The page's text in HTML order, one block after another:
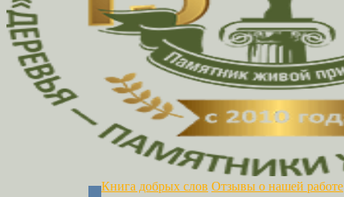
Книга добрых слов Отзывы о нашей работе